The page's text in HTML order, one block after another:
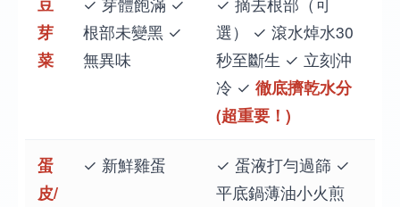
芽
菜
根部未變黑 ✓
無異味
選） ✓ 滾水焯水30
秒至斷生 ✓ 立刻沖
冷 ✓ 徹底擠乾水分
(超重要！)
蛋
皮/
✓ 新鮮雞蛋
✓ 蛋液打勻過篩 ✓
平底鍋薄油小火煎